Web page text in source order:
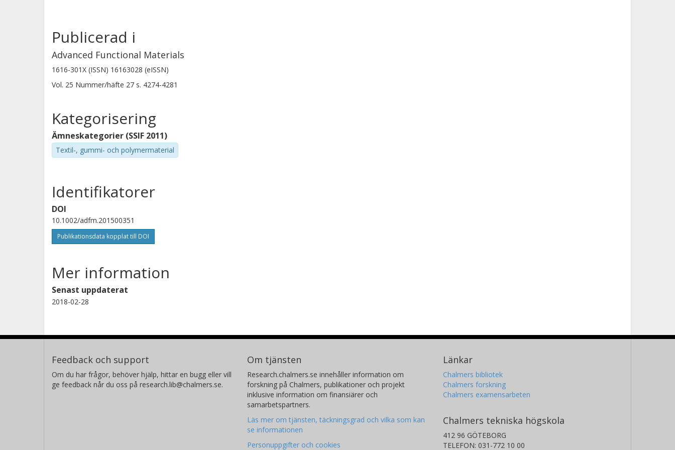
Publicerad i
Advanced Functional Materials
1616-301X (ISSN) 16163028 (eISSN)
Vol. 25 Nummer/häfte 27 s. 4274-4281
Kategorisering
Ämneskategorier (SSIF 2011)
Textil-, gummi- och polymermaterial
Identifikatorer
DOI
10.1002/adfm.201500351
Publikationsdata kopplat till DOI
Mer information
Senast uppdaterat
2018-02-28
Feedback och support
Om du har frågor, behöver hjälp, hittar en bugg eller vill
ge feedback når du oss på research.lib@chalmers.se.
Om tjänsten
Research.chalmers.se innehåller information om
forskning på Chalmers, publikationer och projekt
inklusive information om finansiärer och
samarbetspartners.
Läs mer om tjänsten, täckningsgrad och vilka som kan
se informationen
Personuppgifter och cookies
Länkar
Chalmers bibliotek
Chalmers forskning
Chalmers examensarbeten
Chalmers tekniska högskola
412 96 GÖTEBORG
TELEFON: 031-772 10 00